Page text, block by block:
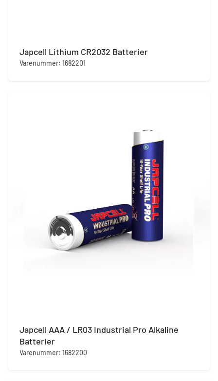
Japcell Lithium CR2032 Batterier
Varenummer: 1682201
Japcell AAA / LR03 Industrial Pro Alkaline
Batterier
Varenummer: 1682200